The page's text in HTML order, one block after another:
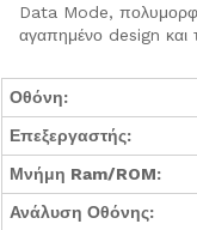
Data Mode,
αγαπημένο design και
Οθόνη:
Επεξεργαστής:
Μνήμη Ram/ROM:
Ανάλυση Οθόνης: